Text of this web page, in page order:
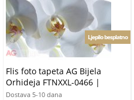
Flis foto tapeta AG Bijela
Orhideja FTNXXL-0466 |
360x270 cm
Ljepilo besplatno
Dostava 5-10 dana